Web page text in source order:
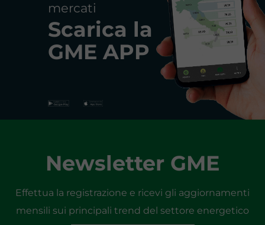
mercati
Scarica la
GME APP
Newsletter GME
Effettua la registrazione e ricevi gli aggiornamenti
mensili sui principali trend del settore energetico